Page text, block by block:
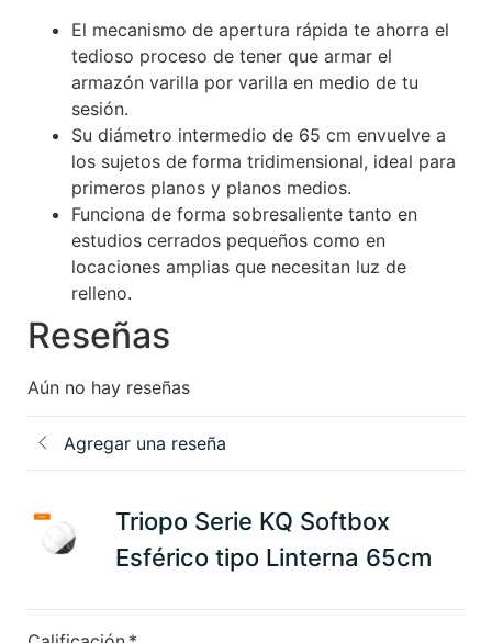
El mecanismo de apertura rápida te ahorra el
tedioso proceso de tener que armar el
armazón varilla por varilla en medio de tu
sesión.
Su diámetro intermedio de 65 cm envuelve a
los sujetos de forma tridimensional, ideal para
primeros planos y planos medios.
Funciona de forma sobresaliente tanto en
estudios cerrados pequeños como en
locaciones amplias que necesitan luz de
relleno.
Reseñas
Aún no hay reseñas
Agregar una reseña
Triopo Serie KQ Softbox
Esférico tipo Linterna 65cm